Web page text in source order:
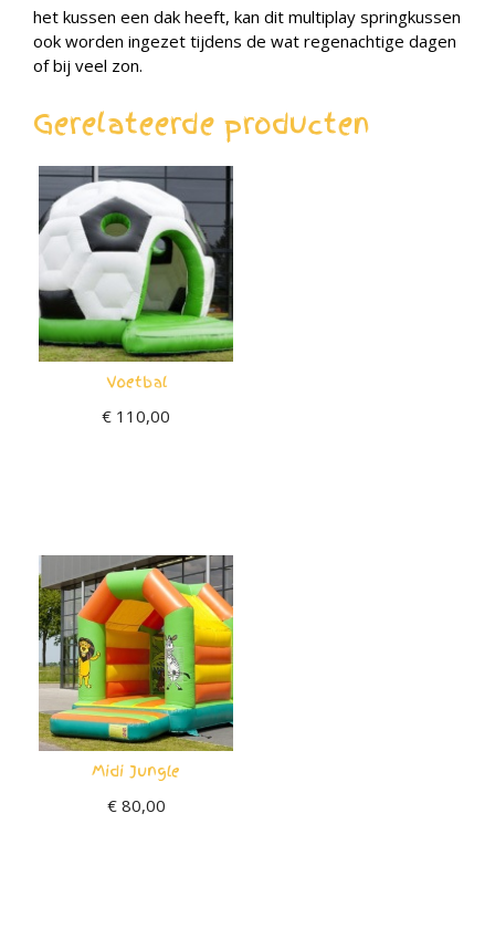
het kussen een dak heeft, kan dit multiplay springkussen
ook worden ingezet tijdens de wat regenachtige dagen
of bij veel zon.
Gerelateerde producten
Voetbal
€ 110,00
Midi Jungle
€80,00